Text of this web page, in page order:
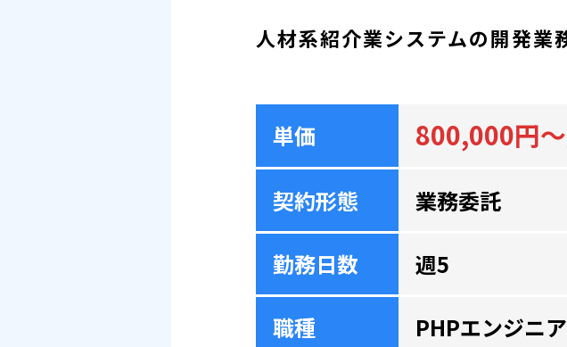
人材系紹介業システムの開発業
単価 800,000円～
契約形態 業務委託
勤務日数 週5
職種 PHPエンジニア